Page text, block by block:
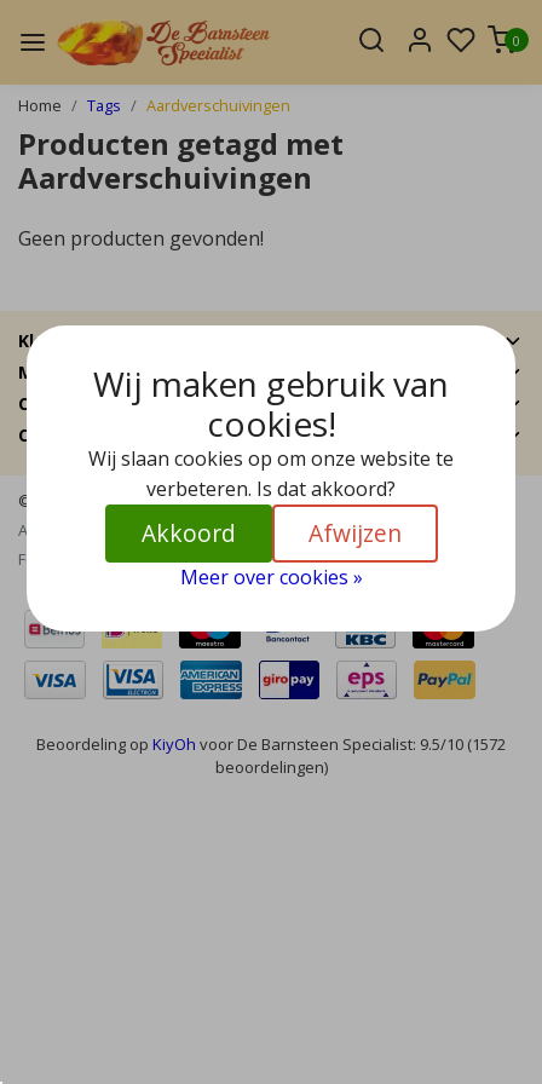
0
Home Tags Aardverschuivingen
Producten getagd met
Aardverschuivingen
Geen producten gevonden!
Klantenservice
Mijn account
Categorieën
Contactgegevens
© Copyright 2026 - De Barnsteen Specialist | RealisatieInStijl Media
Algemene voorwaarden|Disclaimer Privacy Policy|
Feed
Beoordeling op KiyOh voor De Barnsteen Specialist: 9.5/10 (1572
beoordelingen)
Wij maken gebruik van
cookies!
Wij slaan cookies op om onze website te
verbeteren. Is dat akkoord?
Akkoord Afwijzen
Meer over cookies »